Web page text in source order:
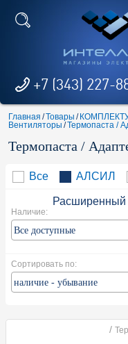
+7 (343) 227-
Главная /Товары /
Вентиляторы /Термопаста /
Термопаста /
Все АЛСИЛ
Расширенный
Наличие:
Сортировать по:
/